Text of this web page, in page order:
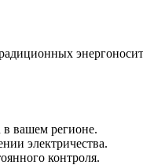
в вашем регионе.
электричества.
контроля.